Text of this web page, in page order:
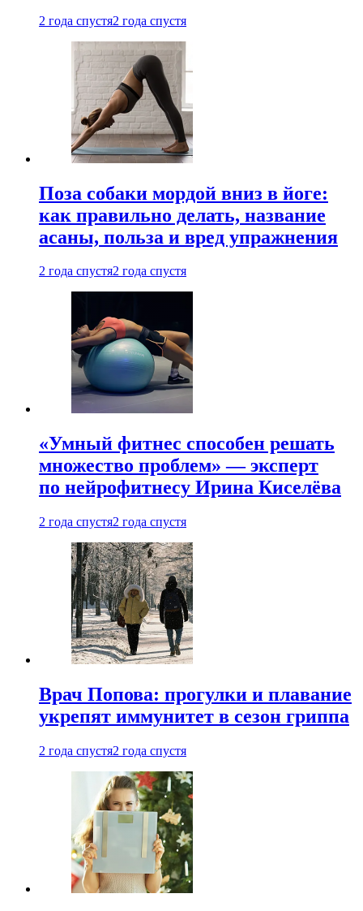
2 года спустя2 года спустя
Поза собаки мордой вниз в йоге:
как правильно делать, название
асаны, польза и вред упражнения
2 года спустя2 года спустя
«Умный фитнес способен решать
множество проблем» — эксперт
по нейрофитнесу Ирина Киселёва
2 года спустя2 года спустя
Врач Попова: прогулки и плавание
укрепят иммунитет в сезон гриппа
2 года спустя2 года спустя